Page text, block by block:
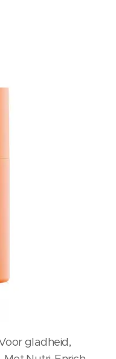
gladheid,